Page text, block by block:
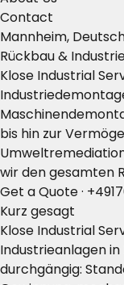
Contact
Mannheim,
Rückbau &
Klose Industrial
bis hin zur
wir den gesamten
Get a Quote·
Kurz gesagt
Klose Industrial
Industrieanlagen
durchgängig: